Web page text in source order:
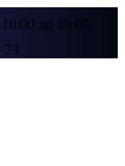
10:00 до 19:00
73